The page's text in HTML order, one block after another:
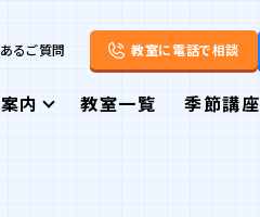
あるご質問 教室に電話で相談
内 教室一覧 季節講座